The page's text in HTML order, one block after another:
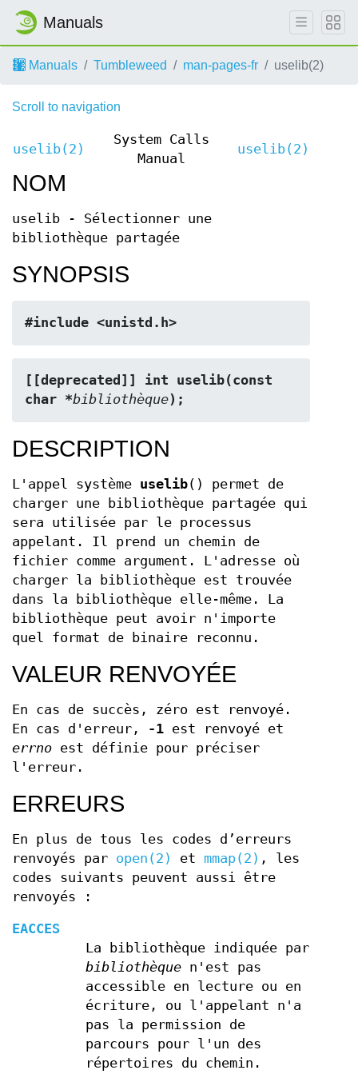
Manuals
Manuals Tumbleweed man-pages-fr uselib(2)
Scroll to navigation
uselib(2)
System Calls
Manual
uselib(2)
NOM
uselib - Sélectionner une
bibliothèque partagée
SYNOPSIS
#include <unistd.h>
[[deprecated]] int uselib(const
char *bibliothèque);
DESCRIPTION
L'appel système uselib() permet de
charger une bibliothèque partagée qui
sera utilisée par le processus
appelant. Il prend un chemin de
fichier comme argument. L'adresse où
charger la bibliothèque est trouvée
dans la bibliothèque elle-même. La
bibliothèque peut avoir n'importe
quel format de binaire reconnu.
VALEUR RENVOYÉE
En cas de succès, zéro est renvoyé.
En cas d'erreur,
-1 est renvoyé et
errno est définie pour préciser
l'erreur.
ERREURS
En plus de tous les codes d’erreurs
renvoyés par open(2) et mmap(2) , les
codes suivants peuvent aussi être
renvoyés :
EACCES
La bibliothèque indiquée par
bibliothèquen'est pas
accessible en lecture ou en
écriture, ou l'appelant n'a
pas la permission de
parcours pour l'un des
répertoires du chemin.